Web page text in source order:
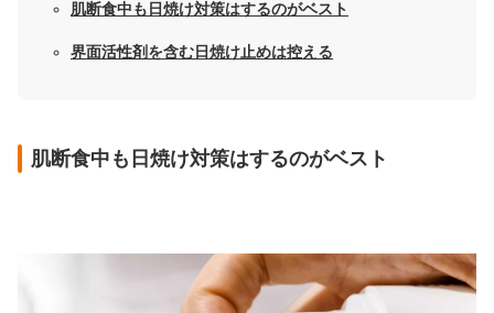
肌断食中も日焼け対策はするのがベスト
界面活性剤を含む日焼け止めは控える
肌断食中も日焼け対策はするのがベスト